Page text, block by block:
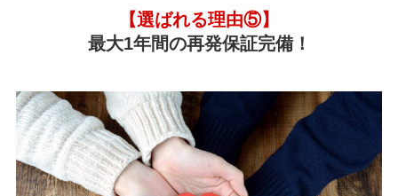
【選ばれる理由⑤】
最大1年間の再発保証完備！